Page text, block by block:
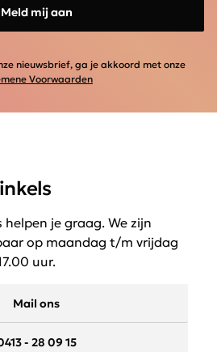
Meld mij aan
nieuwsbrief, ga je akkoord met onze
Voorwaarden
helpen je graag. We zijn
op maandag t/m vrijdag
uur.
Mail ons
- 28 09 15